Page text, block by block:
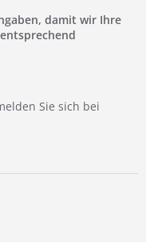
damit wir Ihre
Sie sich bei